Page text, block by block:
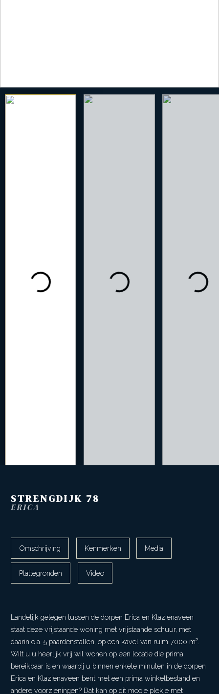
STRENGDIJK 78
ERICA
Omschrijving Kenmerken Media
Plattegronden Video
Landelijk gelegen tussen de dorpen Erica en Klazienaveen
staat deze vrijstaande woning met vrijstaande schuur, met
daarin o.a. 5 paardenstallen, op een kavel van ruim 7000 m².
Wilt u u heerlijk vrij wil wonen op een locatie die prima
bereikbaar is en waarbij u binnen enkele minuten in de dorpen
Erica en Klazienaveen bent met een prima winkelbestand en
andere voorzieningen? Dat kan op dit mooie plekje met